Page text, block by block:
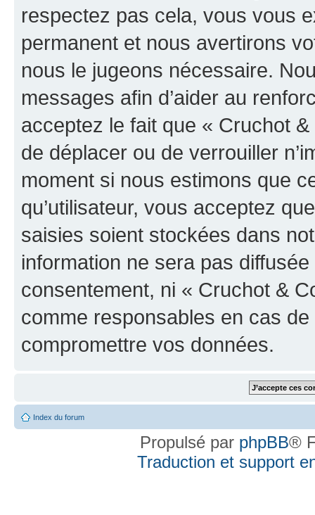
respectez pas cela, vous vous
permanent et nous avertirons
nous le jugeons nécessaire.
messages afin d’aider au
acceptez le fait que « Cruchot
de déplacer ou de verrouiller
moment si nous estimons que
qu’utilisateur, vous acceptez
saisies soient stockées dans
information ne sera pas
consentement, ni « Cruchot &
comme responsables en cas
compromettre vos données.
Index du forum
Propulsé par phpBB®
Traduction et support